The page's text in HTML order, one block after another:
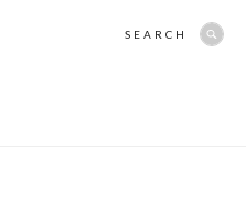
SEARCH